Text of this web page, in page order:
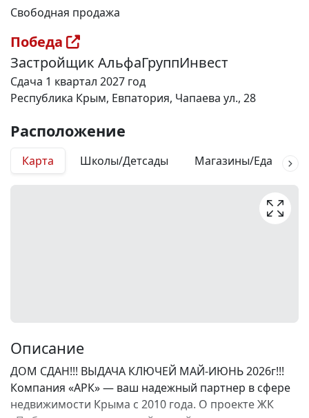
Свободная продажа
Победа
Застройщик АльфаГруппИнвест
Сдача 1 квартал 2027 год
Республика Крым, Евпатория, Чапаева ул., 28
Расположение
Карта Школы/Детсады Магазины/Еда
Описание
ДОМ СДАН!!! ВЫДАЧА КЛЮЧЕЙ МАЙ-ИЮНЬ 2026г!!!
Компания «АРК» — ваш надежный партнер в сфере
недвижимости Крыма с 2010 года. О проекте ЖК